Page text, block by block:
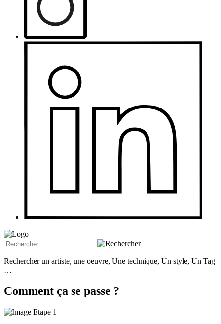
Rechercher un artiste, une oeuvre, Une technique, Un style, Un Tag
…
Comment ça se passe ?